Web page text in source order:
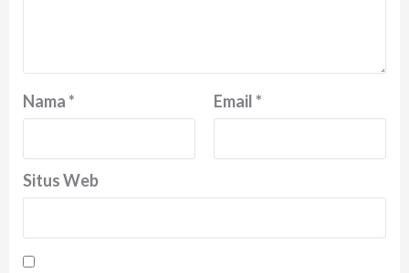
Nama* Email*
Situs Web